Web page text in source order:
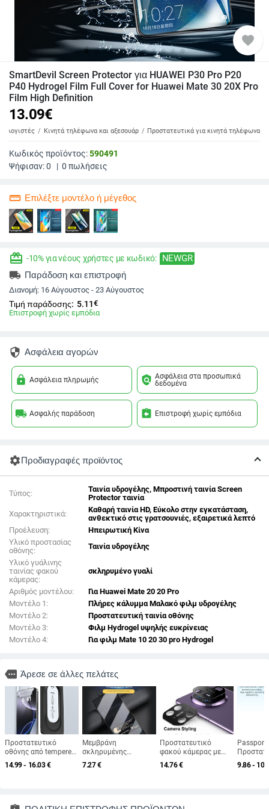
favorite
SmartDevil Screen Protector για HUAWEI P30 Pro P20
P40 Hydrogel Film Full Cover for Huawei Mate 30 20X Pro
Film High Definition
13.09€
Κινητά τηλέφωνα και αξεσουάρ Προστατευτικά για κινητά τηλέφωνα
Κωδικός προϊόντος:590491
Ψήφισαν:0 | 0 πωλήσεις
straighten Επιλέξτε μοντέλο ή μέγεθος
redeem -10% για νέους χρήστες με κωδικό: NEWGR
local_shipping Παράδοση και επιστροφή
Διανομή: 16 Αύγουστος - 23 Αύγουστος
Τιμή παράδοσης: 5.11€
Επιστροφή χωρίς εμπόδια
security Ασφάλεια αγορών
lock Ασφάλεια πληρωμής policy Ασφάλεια στα προσωπικά
δεδομένα
local_shipping Ασφαλής παράδοση assignment_return Επιστροφή χωρίς εμπόδια
settingsΠροδιαγραφές προϊόντος
Τύπος:
Ταινία υδρογέλης, Μπροστινή ταινία Screen
Protector ταινία
Χαρακτηριστικά:
Καθαρή ταινία HD, Εύκολο στην εγκατάσταση,
ανθεκτικό στις γρατσουνιές, εξαιρετικά λεπτό
Προέλευση:
Ηπειρωτική Κίνα
Υλικό προστασίας
οθόνης:
Ταινία υδρογέλης
Υλικό γυάλινης
ταινίας φακού
κάμερας:
σκληρυμένο γυαλί
Αριθμός μοντέλου:
Για Huawei Mate 20 20 Pro
Μοντέλο 1:
Πλήρες κάλυμμα Μαλακό φιλμ υδρογέλης
Μοντέλο 2:
Προστατευτική ταινία οθόνης
Μοντέλο 3:
Φιλμ Hydrogel υψηλής ευκρίνειας
Μοντέλο 4:
Για φιλμ Mate 10 20 30 pro Hydrogel
more Άρεσε σε άλλες πελάτες
Προστατευτικό
οθόνης από tempered
glass για το
μπροστινό μέρος,
Kit για iPhone 11–14
14.99 - 16.03€
Μεμβράνη
σκληρυμένης
μεμβράνης
αλουμινίου μεγάλου
ανθεκτική στη σκόνη,
7.27€
Προστατευτικό
φακού κάμερας με
πλαίσιο από κράμα
αλουμινίου – ματ
14.76€
Passport
οθόνης
Pro5
9.86 -